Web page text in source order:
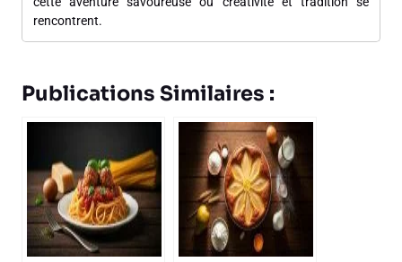
rencontrent.
Publications Similaires :